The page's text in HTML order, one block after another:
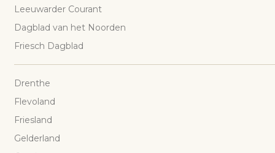
Leeuwarder Courant
Dagblad van het Noorden
Friesch Dagblad
Drenthe
Flevoland
Friesland
Gelderland